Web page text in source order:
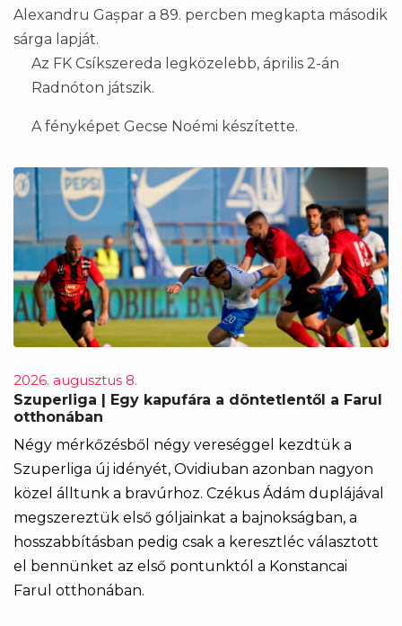
Alexandru Gașpar a 89. percben megkapta második
sárga lapját.
Az FK Csíkszereda legközelebb, április 2-án
Radnóton játszik.
A fényképet Gecse Noémi készítette.
2026. augusztus 8.
Szuperliga | Egy kapufára a döntetlentől a Farul
otthonában
Négy mérkőzésből négy vereséggel kezdtük a
Szuperliga új idényét, Ovidiuban azonban nagyon
közel álltunk a bravúrhoz. Czékus Ádám duplájával
megszereztük első góljainkat a bajnokságban, a
hosszabbításban pedig csak a keresztléc választott
el bennünket az első pontunktól a Konstancai
Farul otthonában.